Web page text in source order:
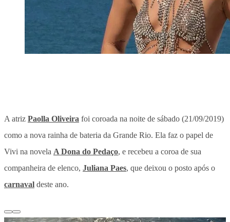
A atriz Paolla Oliveira foi coroada na noite de sábado (21/09/2019)
como a nova rainha de bateria da Grande Rio. Ela faz o papel de
Vivi na novela A Dona do Pedaço, e recebeu a coroa de sua
companheira de elenco, Juliana Paes, que deixou o posto após o
carnaval deste ano.